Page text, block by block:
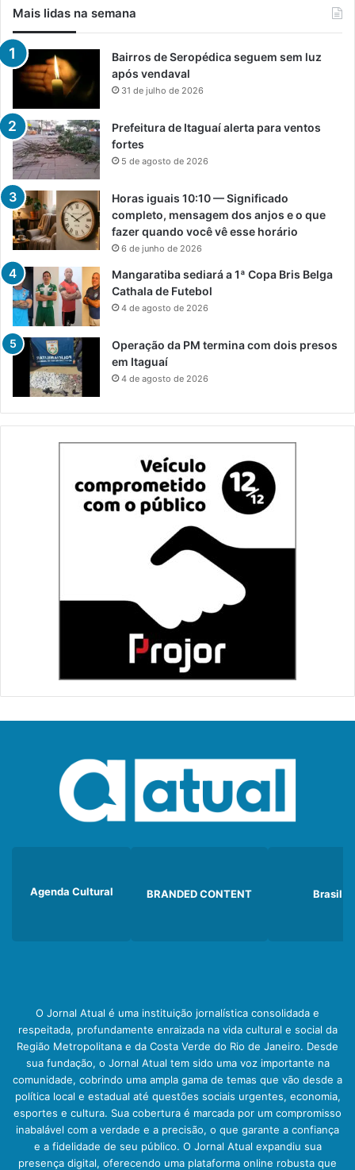
Mais lidas na semana
Bairros de Seropédica seguem sem luz
após vendaval
31 de julho de 2026
Prefeitura de Itaguaí alerta para ventos
fortes
5 de agosto de 2026
Horas iguais 10:10 — Significado
completo, mensagem dos anjos e o que
fazer quando você vê esse horário
6 de junho de 2026
Mangaratiba sediará a 1ª Copa Bris Belga
Cathala de Futebol
4 de agosto de 2026
Operação da PM termina com dois presos
em Itaguaí
4 de agosto de 2026
Agenda Cultural BRANDED CONTENT Brasil
O Jornal Atual é uma instituição jornalística consolidada e
respeitada, profundamente enraizada na vida cultural e social da
Região Metropolitana e da Costa Verde do Rio de Janeiro. Desde
sua fundação, o Jornal Atual tem sido uma voz importante na
comunidade, cobrindo uma ampla gama de temas que vão desde a
política local e estadual até questões sociais urgentes, economia,
esportes e cultura. Sua cobertura é marcada por um compromisso
inabalável com a verdade e a precisão, o que garante a confiança
e a fidelidade de seu público. O Jornal Atual expandiu sua
presença digital, oferecendo uma plataforma online robusta que